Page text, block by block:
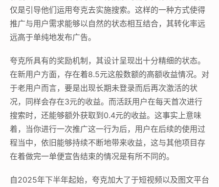
仅是引导他们运用夸克去实施搜索。这样的一种方式使得
推广与用户需求能够以自然的状态相互结合，其转化率远
远高于单纯地发布广告。
夸克所具有的奖励机制，其设计呈现出十分精细的状态。
在新用户方面，存在着8.5元这般数额的高额收益情况。对
于老用户而言，要是出现长期未登录而后再次激活的状
况，同样会存在3元的收益。而活跃用户在每天首次进行
搜索时，还能够额外获取到0.4元的收益。这事实上意味
着，当你进行一次推广这一行为后，用户在后续的使用过
程当中，依旧能够持续不断地带来收益，这与其他项目存
在着做完一单便宣告结束的情况是有所不同的。
自2025年下半年起始，夸克加大了于短视频以及图文平台